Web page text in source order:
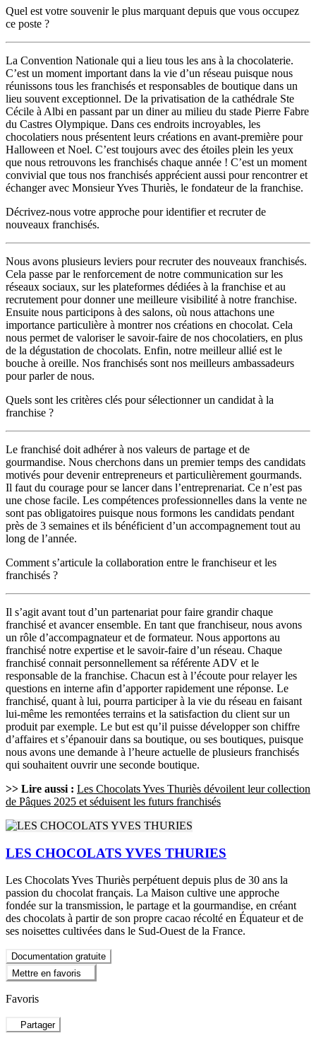
Quel est votre souvenir le plus marquant depuis que vous occupez
ce poste ?
La Convention Nationale qui a lieu tous les ans à la chocolaterie.
C’est un moment important dans la vie d’un réseau puisque nous
réunissons tous les franchisés et responsables de boutique dans un
lieu souvent exceptionnel. De la privatisation de la cathédrale Ste
Cécile à Albi en passant par un diner au milieu du stade Pierre Fabre
du Castres Olympique. Dans ces endroits incroyables, les
chocolatiers nous présentent leurs créations en avant-première pour
Halloween et Noel. C’est toujours avec des étoiles plein les yeux
que nous retrouvons les franchisés chaque année ! C’est un moment
convivial que tous nos franchisés apprécient aussi pour rencontrer et
échanger avec Monsieur Yves Thuriès, le fondateur de la franchise.
Décrivez-nous votre approche pour identifier et recruter de
nouveaux franchisés.
Nous avons plusieurs leviers pour recruter des nouveaux franchisés.
Cela passe par le renforcement de notre communication sur les
réseaux sociaux, sur les plateformes dédiées à la franchise et au
recrutement pour donner une meilleure visibilité à notre franchise.
Ensuite nous participons à des salons, où nous attachons une
importance particulière à montrer nos créations en chocolat. Cela
nous permet de valoriser le savoir-faire de nos chocolatiers, en plus
de la dégustation de chocolats. Enfin, notre meilleur allié est le
bouche à oreille. Nos franchisés sont nos meilleurs ambassadeurs
pour parler de nous.
Quels sont les critères clés pour sélectionner un candidat à la
franchise ?
Le franchisé doit adhérer à nos valeurs de partage et de
gourmandise. Nous cherchons dans un premier temps des candidats
motivés pour devenir entrepreneurs et particulièrement gourmands.
Il faut du courage pour se lancer dans l’entreprenariat. Ce n’est pas
une chose facile. Les compétences professionnelles dans la vente ne
sont pas obligatoires puisque nous formons les candidats pendant
près de 3 semaines et ils bénéficient d’un accompagnement tout au
long de l’année.
Comment s’articule la collaboration entre le franchiseur et les
franchisés ?
Il s’agit avant tout d’un partenariat pour faire grandir chaque
franchisé et avancer ensemble. En tant que franchiseur, nous avons
un rôle d’accompagnateur et de formateur. Nous apportons au
franchisé notre expertise et le savoir-faire d’un réseau. Chaque
franchisé connait personnellement sa référente ADV et le
responsable de la franchise. Chacun est à l’écoute pour relayer les
questions en interne afin d’apporter rapidement une réponse. Le
franchisé, quant à lui, pourra participer à la vie du réseau en faisant
lui-même les remontées terrains et la satisfaction du client sur un
produit par exemple. Le but est qu’il puisse développer son chiffre
d’affaires et s’épanouir dans sa boutique, ou ses boutiques, puisque
nous avons une demande à l’heure actuelle de plusieurs franchisés
qui souhaitent ouvrir une seconde boutique.
>> Lire aussi : Les Chocolats Yves Thuriès dévoilent leur collection
de Pâques 2025 et séduisent les futurs franchisés
LES CHOCOLATS YVES THURIES
Les Chocolats Yves Thuriès perpétuent depuis plus de 30 ans la
passion du chocolat français. La Maison cultive une approche
fondée sur la transmission, le partage et la gourmandise, en créant
des chocolats à partir de son propre cacao récolté en Équateur et de
ses noisettes cultivées dans le Sud-Ouest de la France.
Documentation gratuite
Mettre en favoris
Favoris
Partager